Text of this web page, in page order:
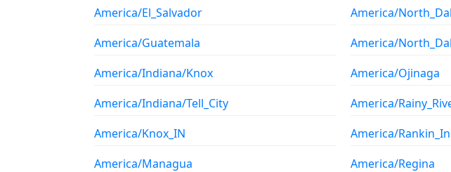
America/El_Salvador
America/Guatemala
America/Indiana/Knox
America/Indiana/Tell_City
America/Knox_IN
America/Managua
America/
America/
America/Ojinaga
America/
America/
America/Regina